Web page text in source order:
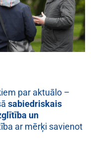
par aktuālo –
sabiedriskais
un
ar mērķi savienot